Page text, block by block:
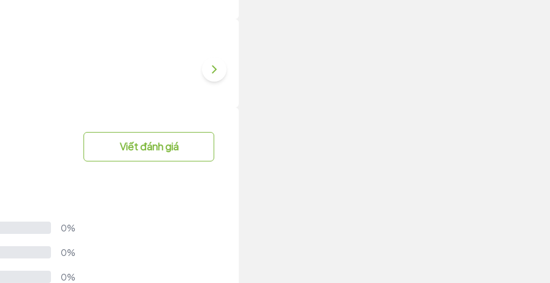
Viết đánh giá
0%
0%
0%